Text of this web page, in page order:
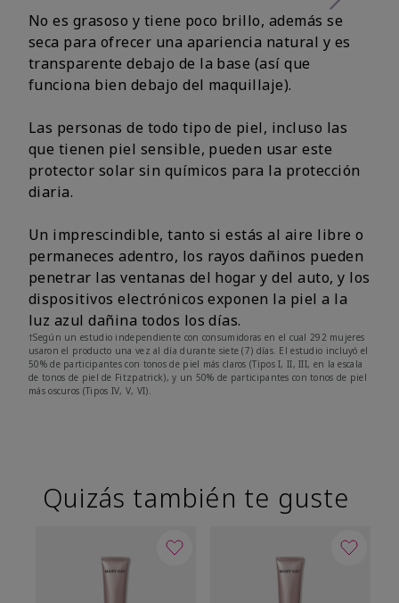
No es grasoso y tiene poco brillo, además se
seca para ofrecer una apariencia natural y es
transparente debajo de la base (así que
funciona bien debajo del maquillaje).
Las personas de todo tipo de piel, incluso las
que tienen piel sensible, pueden usar este
protector solar sin químicos para la protección
diaria.
Un imprescindible, tanto si estás al aire libre o
permaneces adentro, los rayos dañinos pueden
penetrar las ventanas del hogar y del auto, y los
dispositivos electrónicos exponen la piel a la
luz azul dañina todos los días.
†Según un estudio independiente con consumidoras en el cual 292 mujeres
usaron el producto una vez al día durante siete (7) días. El estudio incluyó el
50% de participantes con tonos de piel más claros (Tipos I, II, III, en la escala
de tonos de piel de Fitzpatrick), y un 50% de participantes con tonos de piel
más oscuros (Tipos IV, V, VI).
Quizás también te guste